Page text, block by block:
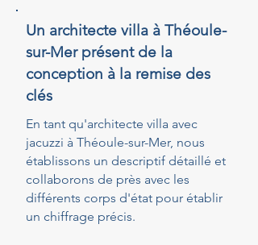
Un architecte villa à Théoule-
sur-Mer présent de la
conception à la remise des
clés
En tant qu'architecte villa avec
jacuzzi à Théoule-sur-Mer, nous
établissons un descriptif détaillé et
collaborons de près avec les
différents corps d'état pour établir
un chiffrage précis.